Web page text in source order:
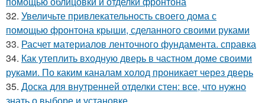
32. Увеличьте привлекательность своего дома с
помощью фронтона крыши, сделанного своими руками
33. Расчет материалов ленточного фундамента. справка
34. Как утеплить входную дверь в частном доме своими
руками. По каким каналам холод проникает через дверь
35. Доска для внутренней отделки стен: все, что нужно